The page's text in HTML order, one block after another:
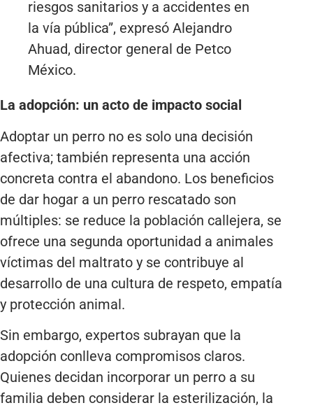
riesgos sanitarios y a accidentes en
la vía pública”, expresó Alejandro
Ahuad, director general de Petco
México.
La adopción: un acto de impacto social
Adoptar un perro no es solo una decisión
afectiva; también representa una acción
concreta contra el abandono. Los beneficios
de dar hogar a un perro rescatado son
múltiples: se reduce la población callejera, se
ofrece una segunda oportunidad a animales
víctimas del maltrato y se contribuye al
desarrollo de una cultura de respeto, empatía
y protección animal.
Sin embargo, expertos subrayan que la
adopción conlleva compromisos claros.
Quienes decidan incorporar un perro a su
familia deben considerar la esterilización, la